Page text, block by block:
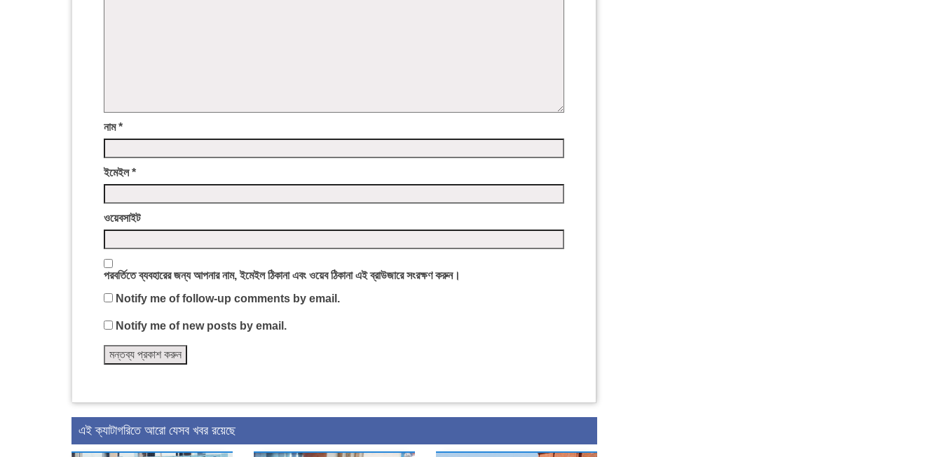
নাম*
ইমেইল*
ওয়েবসাইট
পরবর্তিতে ব্যবহারের জন্য আপনার নাম, ইমেইল ঠিকানা এবং ওয়েব ঠিকানা এই ব্রাউজারে সংরক্ষণ করুন।
Notify me of follow-up comments by email.
Notify me of new posts by email.
এই ক্যাটাগরিতে আরো যেসব খবর রয়েছে